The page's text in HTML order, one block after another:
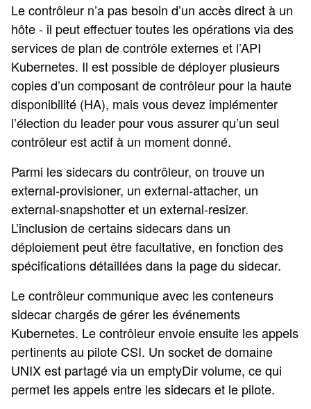
Le contrôleur n’a pas besoin d’un accès direct à un
hôte - il peut effectuer toutes les opérations via des
services de plan de contrôle externes et l’API
Kubernetes. Il est possible de déployer plusieurs
copies d’un composant de contrôleur pour la haute
disponibilité (HA), mais vous devez implémenter
l’élection du leader pour vous assurer qu’un seul
contrôleur est actif à un moment donné.
Parmi les sidecars du contrôleur, on trouve un
external-provisioner, un external-attacher, un
external-snapshotter et un external-resizer.
L’inclusion de certains sidecars dans un
déploiement peut être facultative, en fonction des
spécifications détaillées dans la page du sidecar.
Le contrôleur communique avec les conteneurs
sidecar chargés de gérer les événements
Kubernetes. Le contrôleur envoie ensuite les appels
pertinents au pilote CSI. Un socket de domaine
UNIX est partagé via un emptyDir volume, ce qui
permet les appels entre les sidecars et le pilote.